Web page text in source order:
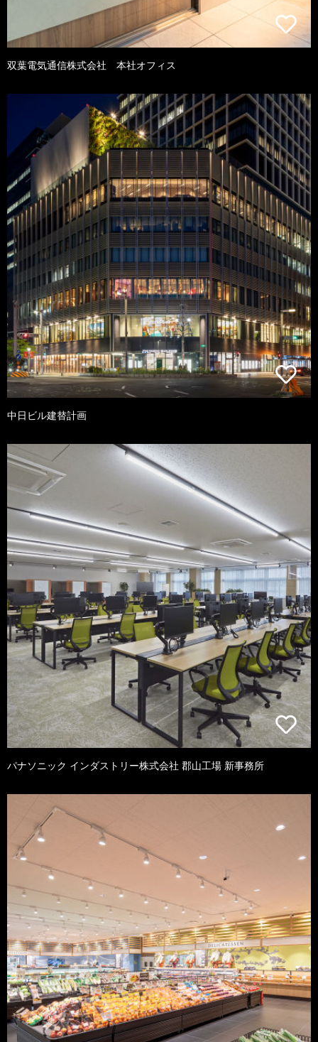
双葉電気通信株式会社 本社オフィス
中日ビル建替計画
パナソニック インダストリー株式会社 郡山工場 新事務所